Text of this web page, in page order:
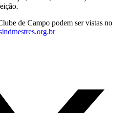
de Campo podem ser vistas no